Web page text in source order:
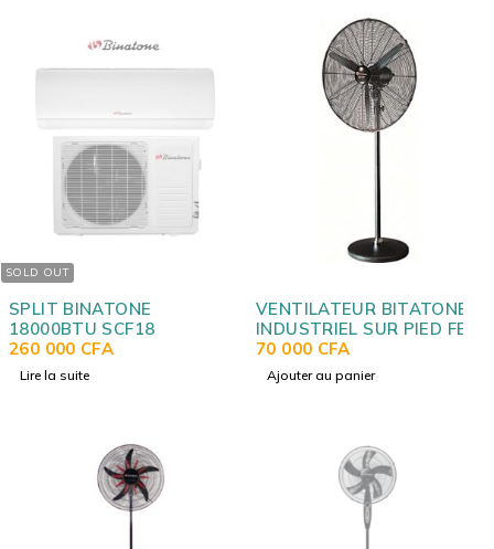
SOLD OUT
SPLIT BINATONE
18000BTU SCF18
260 000 CFA
Lire la suite
VENTILATEUR BITATONE
INDUSTRIEL SUR PIED FER
HDF-3020
70 000 CFA
Ajouter au panier